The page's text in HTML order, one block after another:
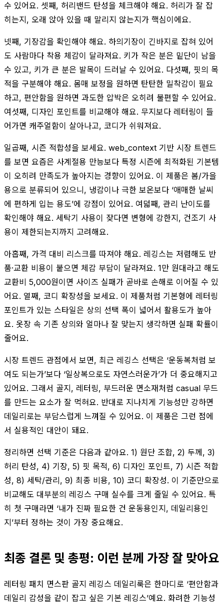
수 있어요. 셋째, 허리밴드 탄성을 체크해야 해요. 허리가 잘 잡
히는지, 오래 앉아 있을 때 말리지 않는지가 핵심이에요.
넷째, 기장감을 확인해야 해요. 하의기장이 긴바지로 잡혀 있어
도 사람마다 착용 체감이 달라져요. 키가 작은 분은 밑단이 남을
수 있고, 키가 큰 분은 발목이 드러날 수 있어요. 다섯째, 핏의 목
적을 구분해야 해요. 몸매 보정을 원하면 탄탄한 밀착감이 필요
하고, 편안함을 원하면 과도한 압박은 오히려 불편할 수 있어요.
여섯째, 디자인 포인트를 비교해야 해요. 무지보다 레터링이 들
어가면 캐주얼함이 살아나고, 코디가 쉬워져요.
일곱째, 시즌 적합성을 보세요. web_context 기반 시장 트렌드
를 보면 요즘은 사계절용 만능보다 특정 시즌에 최적화된 기본템
이 오히려 만족도가 높아지는 경향이 있어요. 이 제품은 봄/가을
용으로 분류되어 있으니, 냉감이나 극한 보온보다 ‘애매한 날씨
에 편하게 입는 용도’에 강점이 있어요. 여덟째, 관리 난이도를
확인해야 해요. 세탁기 사용이 잦다면 변형에 강한지, 건조기 사
용이 제한되는지까지 고려해요.
아홉째, 가격 대비 리스크를 따져야 해요. 레깅스는 저렴해도 반
품·교환 비용이 붙으면 체감 부담이 달라져요. 1만 원대라고 해도
교환비 5,000원이면 사이즈 실패가 곧바로 손해로 이어질 수 있
어요. 열째, 코디 확장성을 보세요. 이 제품처럼 기본형에 레터링
포인트가 있는 스타일은 상의 선택 폭이 넓어서 활용도가 높아
요. 옷장 속 기존 상의와 얼마나 잘 맞는지 생각하면 실패 확률이
줄어요.
시장 트렌드 관점에서 보면, 최근 레깅스 선택은 ‘운동복처럼 보
여도 되는가’보다 ‘일상복으로도 자연스러운가’가 더 중요해지고
있어요. 그래서 골지, 레터링, 부드러운 면소재처럼 casual 무드
를 만드는 요소가 잘 먹혀요. 반대로 지나치게 기능성만 강하면
데일리로는 부담스럽게 느껴질 수 있어요. 이 제품은 그런 점에
서 실용적인 대안이 돼요.
정리하면 선택 기준은 다음과 같아요. 1) 원단 조합, 2) 두께, 3)
허리 탄성, 4) 기장, 5) 핏 목적, 6) 디자인 포인트, 7) 시즌 적합
성, 8) 세탁/관리, 9) 최종 비용, 10) 코디 확장성. 이 기준만으로
비교해도 대부분의 레깅스 구매 실수를 크게 줄일 수 있어요. 특
히 첫 구매라면 ‘내가 진짜 필요한 건 운동용인지, 데일리용인
지’부터 정하는 것이 가장 중요해요.
최종 결론 및 총평: 이런 분께 가장 잘 맞아요
레터링 패치 면스판 골지 레깅스 데일리룩은 한마디로 ‘편안함과
데일리 감성을 같이 잡고 싶은 기본 레깅스’예요. 화려한 기능성